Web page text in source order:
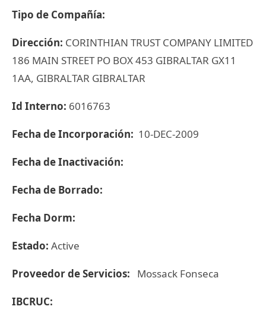
Tipo de Compañía:
Dirección: CORINTHIAN TRUST COMPANY LIMITED
186 MAIN STREET PO BOX 453 GIBRALTAR GX11
1AA, GIBRALTAR GIBRALTAR
Id Interno: 6016763
Fecha de Incorporación: 10-DEC-2009
Fecha de Inactivación:
Fecha de Borrado:
Fecha Dorm:
Estado: Active
Proveedor de Servicios: Mossack Fonseca
IBCRUC: